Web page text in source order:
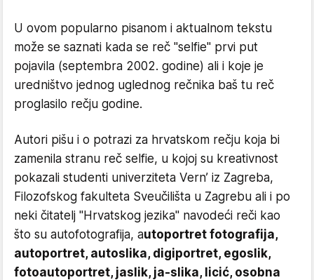
U ovom popularno pisanom i aktualnom tekstu
može se saznati kada se reč "selfie" prvi put
pojavila (septembra 2002. godine) ali i koje je
uredništvo jednog uglednog rečnika baš tu reč
proglasilo rečju godine.
Autori pišu i o potrazi za hrvatskom rečju koja bi
zamenila stranu reč selfie, u kojoj su kreativnost
pokazali studenti univerziteta Vern’ iz Zagreba,
Filozofskog fakulteta Sveučilišta u Zagrebu ali i po
neki čitatelj "Hrvatskog jezika" navodeći reči kao
što su autofotografija, autoportret fotografija,
autoportret, autoslika, digiportret, egoslik,
fotoautoportret, jaslik, ja-slika, licić, osobna